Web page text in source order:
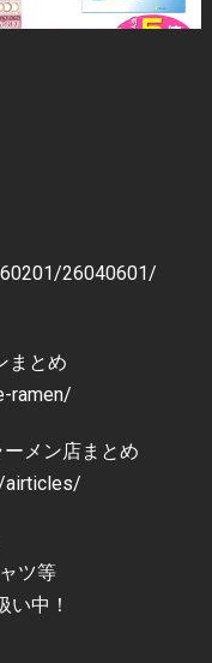
26040601/
まとめ
ramen/
ーメン店まとめ
airticles/
ツ等
い中！